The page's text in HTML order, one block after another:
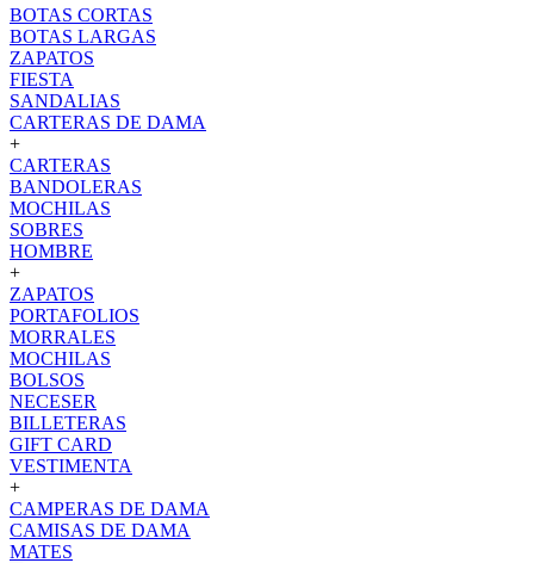
BOTAS CORTAS
BOTAS LARGAS
ZAPATOS
FIESTA
SANDALIAS
CARTERAS DE DAMA
+
CARTERAS
BANDOLERAS
MOCHILAS
SOBRES
HOMBRE
+
ZAPATOS
PORTAFOLIOS
MORRALES
MOCHILAS
BOLSOS
NECESER
BILLETERAS
GIFT CARD
VESTIMENTA
+
CAMPERAS DE DAMA
CAMISAS DE DAMA
MATES